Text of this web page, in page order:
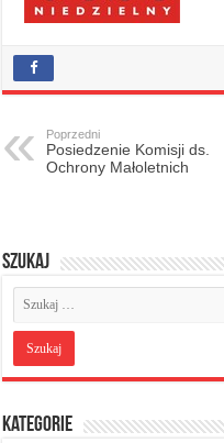
Poprzedni
Posiedzenie Komisji ds.
Ochrony Małoletnich
Szukaj
Kategorie